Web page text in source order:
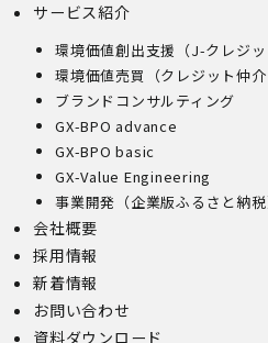
サービス紹介
環境価値創出支援（J-クレジッ
環境価値売買（クレジット仲介
ブランドコンサルティング
GX-BPO advance
GX-BPO basic
GX-Value Engineering
事業開発（企業版ふるさと納税
会社概要
採用情報
新着情報
お問い合わせ
資料ダウンロード